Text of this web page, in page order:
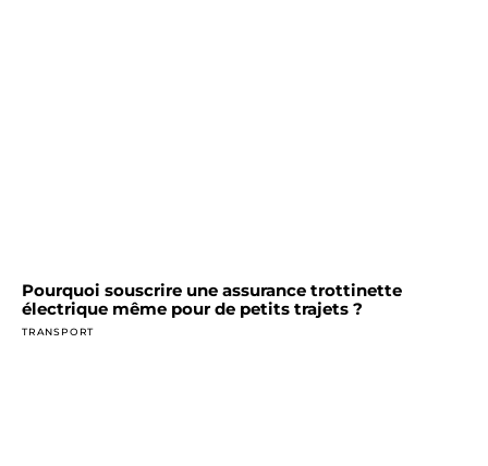
Pourquoi souscrire une assurance trottinette
électrique même pour de petits trajets ?
TRANSPORT